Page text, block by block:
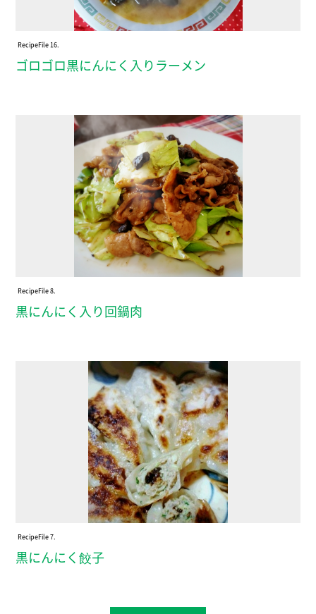
RecipeFile 16.
ゴロゴロ黒にんにく入りラーメン
RecipeFile 8.
黒にんにく入り回鍋肉
RecipeFile 7.
黒にんにく餃子